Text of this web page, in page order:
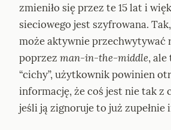
zmieniło się przez te 15 lat i
sieciowego jest szyfrowana.
może aktywnie przechwytywać
poprzez man-in-the-middle,
“cichy”, użytkownik powinien
informację, że coś jest nie tak z
jeśli ją zignoruje to już zupełnie